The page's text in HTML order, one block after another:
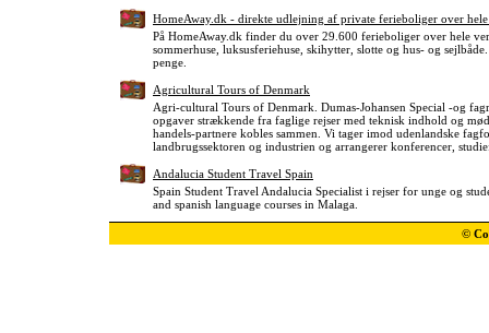
HomeAway.dk - direkte udlejning af private ferieboliger over
På HomeAway.dk finder du over 29.600 ferieboliger over hele
sommerhuse, luksusferiehuse, skihytter, slotte og hus- og
penge.
Agricultural Tours of Denmark
Agri-cultural Tours of Denmark. Dumas-Johansen Special -og
opgaver strækkende fra faglige rejser med teknisk indhold og
handels-partnere kobles sammen. Vi tager imod udenlandske
landbrugssektoren og industrien og arrangerer konferencer,
Andalucia Student Travel Spain
Spain Student Travel Andalucia Specialist i rejser for unge og
and spanish language courses in Malaga.
©